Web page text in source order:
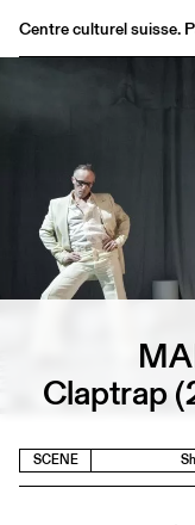
Centre culturel suisse.
Bookshop
Archives
Medias
Publications
About
Claptrap
SCENE